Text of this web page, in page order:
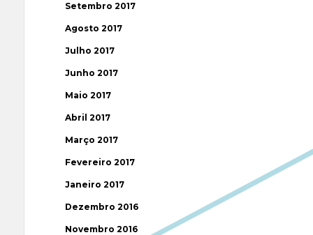
Setembro 2017
Agosto 2017
Julho 2017
Junho 2017
Maio 2017
Abril 2017
Março 2017
Fevereiro 2017
Janeiro 2017
Dezembro 2016
Novembro 2016